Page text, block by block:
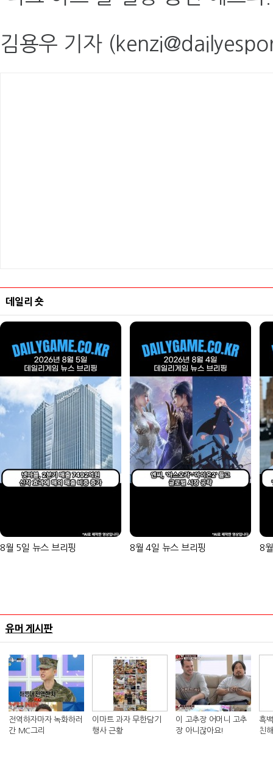
김용우 기자
데일리 숏
8월 5일 뉴스 브리핑 8월 4일 뉴스 브리핑 8
유머 게시판
전역하자마자 녹화하러
간 MC그리
이마트 과자 무한담기
행사 근황
이 고추장 어머니 고추
장 아니잖아요!
흑
친